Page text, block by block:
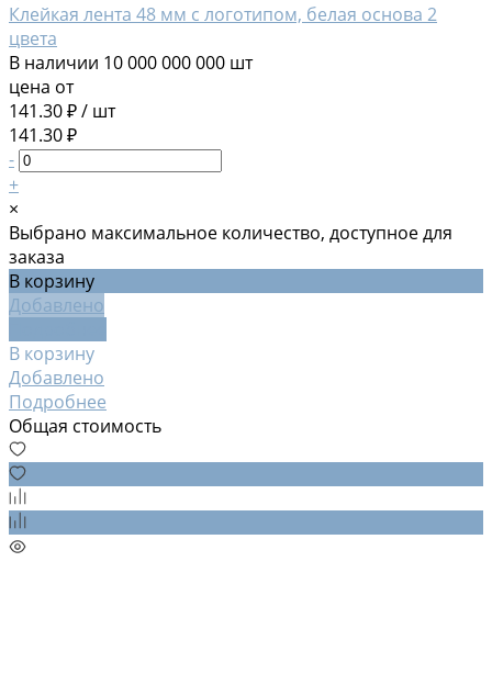
Клейкая лента 48 мм с логотипом, белая основа 2
цвета
В наличии 10 000 000 000 шт
цена от
141.30 ₽/ шт
141.30 ₽
-
+
×
Выбрано максимальное количество, доступное для
заказа
В корзину
Добавлено
В корзину
Добавлено
Подробнее
Общая стоимость